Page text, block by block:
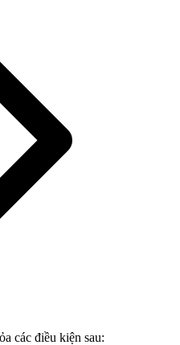
các điều kiện sau: